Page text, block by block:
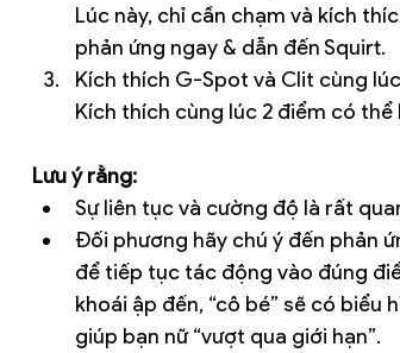
Lúc này, chỉ cần chạm và kích
phản ứng ngay & dẫn đến Squirt.
Kích thích G-Spot và Clit cùng
Kích thích cùng lúc 2 điểm có
Lưu ý rằng:
Sự liên tục và cường độ là rất
Đối phương hãy chú ý đến phản
để tiếp tục tác động vào đúng
khoái ập đến, “cô bé” sẽ có
giúp bạn nữ “vượt qua giới hạn”.